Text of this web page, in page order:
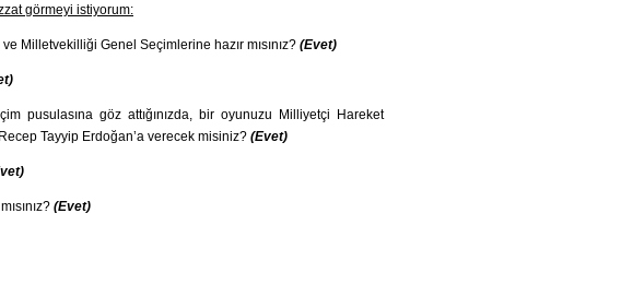
görmeyi istiyorum:
Milletvekilliği Genel Seçimlerine hazır mısınız? (Evet)
pusulasına göz attığınızda, bir oyunuzu Milliyetçi Hareket
Tayyip Erdoğan’a verecek misiniz? (Evet)
(Evet)